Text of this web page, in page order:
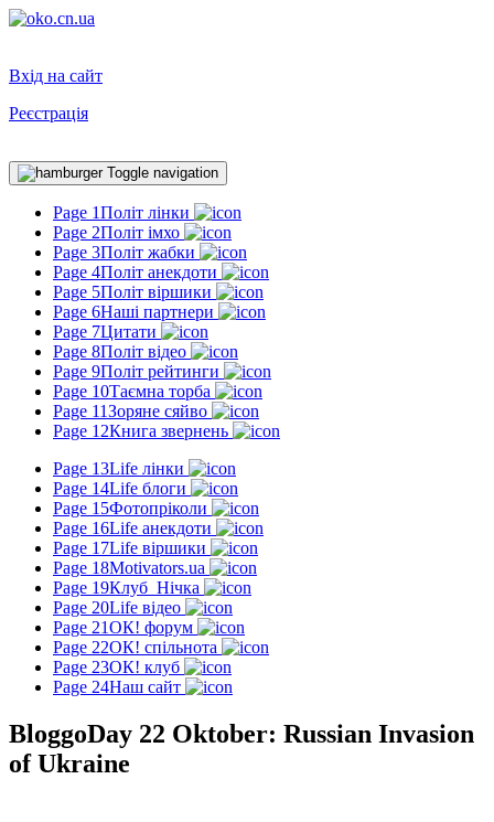
Вхід на сайт
Реєстрація
Toggle navigation
Page 1Політ лінки
Page 2Політ імхо
Page 3Політ жабки
Page 4Політ анекдоти
Page 5Політ віршики
Page 6Наші партнери
Page 7Цитати
Page 8Політ відео
Page 9Політ рейтинги
Page 10Таємна торба
Page 11Зоряне сяйво
Page 12Книга звернень
Page 13Life лінки
Page 14Life блоги
Page 15Фотопріколи
Page 16Life анекдоти
Page 17Life віршики
Page 18Motivators.ua
Page 19Клуб_Нічка
Page 20Life відео
Page 21ОК! форум
Page 22ОК! спільнота
Page 23ОК! клуб
Page 24Наш сайт
BloggoDay 22 Oktober: Russian Invasion
of Ukraine